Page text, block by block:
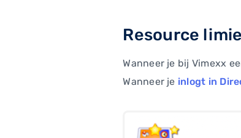
Resource
Wanneer je bij Vimexx
Wanneer je inlogt in